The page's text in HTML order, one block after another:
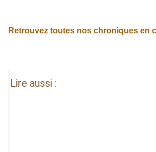
Retrouvez toutes nos chroniques en
Lire aussi :